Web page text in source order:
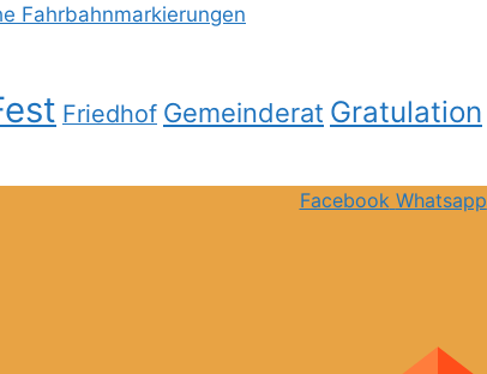
Fahrbahnmarkierungen
Friedhof Gemeinderat Gratulation
Facebook Whatsapp